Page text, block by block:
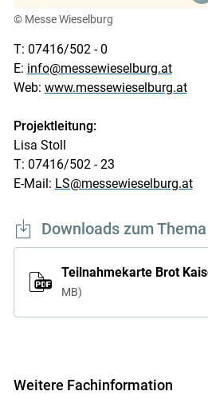
© Messe Wieselburg
T: 07416/502 - 0
E: info@messewieselburg.at
Web: www.messewieselburg.at
Projektleitung:
Lisa Stoll
T: 07416/502 - 23
E-Mail: LS@messewieselburg.at
Downloads zum Thema
Teilnahmekarte Brot
MB
Weitere Fachinformation